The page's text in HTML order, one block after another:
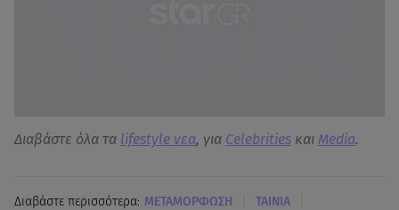
Διαβάστε όλα τα lifestyle νεα, για Celebrities και Media.
Διαβάστε περισσότερα: ΜΕΤΑΜΟΡΦΩΣΗ ΤΑΙΝΙΑ